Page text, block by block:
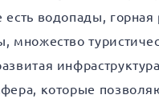
есть водопады, горная
множество
которые